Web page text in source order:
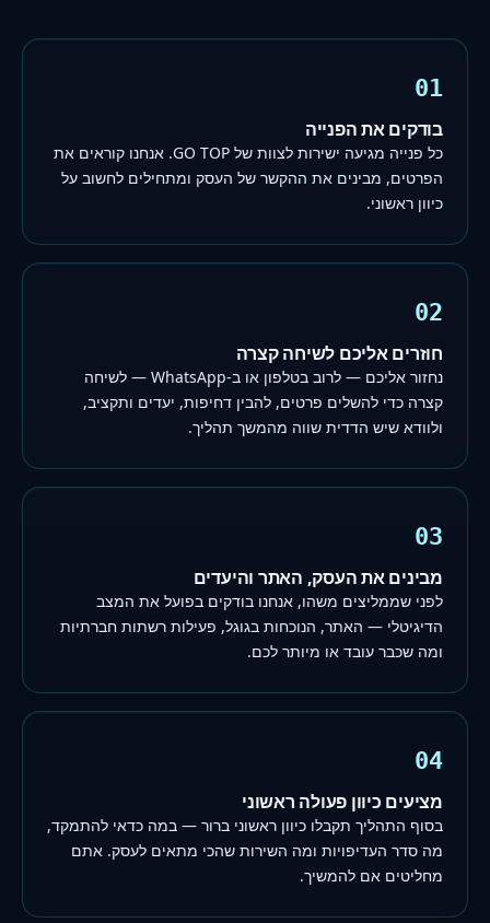
01
בודקים את הפנייה
כל פנייה מגיעה ישירות לצוות של GO TOP. אנחנו קוראים את
הפרטים, מבינים את ההקשר של העסק ומתחילים לחשוב על
כיוון ראשוני.
02
חוזרים אליכם לשיחה קצרה
נחזור אליכם — לרוב בטלפון או ב-WhatsApp — לשיחה
קצרה כדי להשלים פרטים, להבין דחיפות, יעדים ותקציב,
ולוודא שיש הדדית שווה מהמשך תהליך.
03
מבינים את העסק, האתר והיעדים
לפני שממליצים משהו, אנחנו בודקים בפועל את המצב
הדיגיטלי — האתר, הנוכחות בגוגל, פעילות רשתות חברתיות
ומה שכבר עובד או מיותר לכם.
04
מציעים כיוון פעולה ראשוני
בסוף התהליך תקבלו כיוון ראשוני ברור — במה כדאי להתמקד,
מה סדר העדיפויות ומה השירות שהכי מתאים לעסק. אתם
מחליטים אם להמשיך.